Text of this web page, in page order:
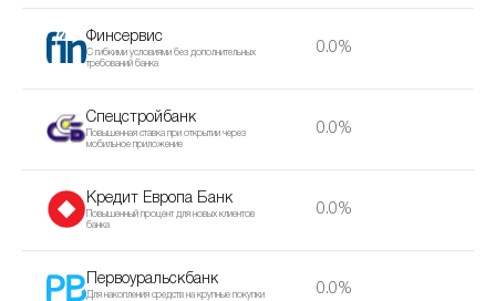
Финсервис
С гибкими условиями без дополнительных
требований банка
0.0%
Спецстройбанк
Повышенная ставка при открытии через
мобильное приложение
0.0%
Кредит Европа Банк
Повышенный процент для новых клиентов
банка
0.0%
Первоуральскбанк
Для накопления средств на крупные покупки 0.0%